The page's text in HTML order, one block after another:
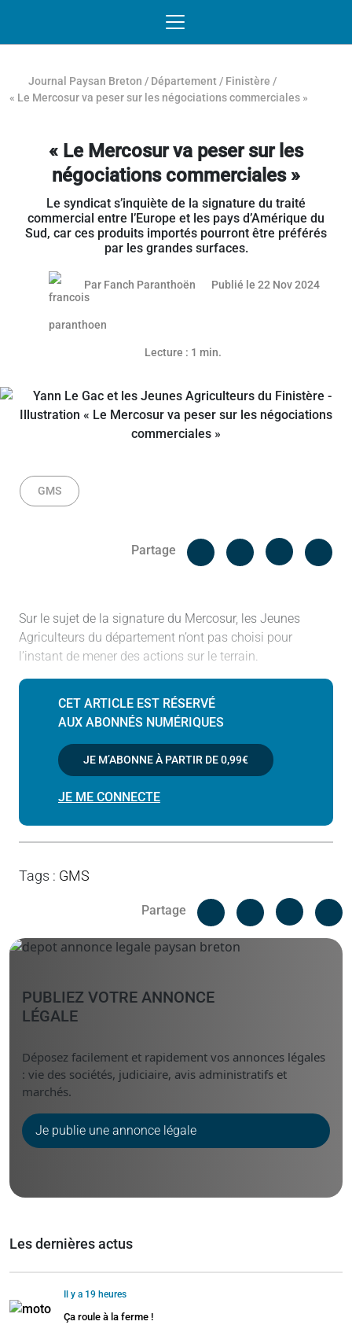
Journal Paysan Breton / Département / Finistère /
« Le Mercosur va peser sur les négociations commerciales »
« Le Mercosur va peser sur les
négociations commerciales »
Le syndicat s’inquiète de la signature du traité
commercial entre l’Europe et les pays d’Amérique du
Sud, car ces produits importés pourront être préférés
par les grandes surfaces.
Article réservé aux abonnés
Par Fanch Paranthoën Publié le 22 Nov 202421
Lecture : 1 min.
GMS
Partage
Facebook
Sur le sujet de la signature du Mercosur, les Jeunes
Agriculteurs du département n’ont pas choisi pour
l’instant de mener des actions sur le terrain.
CET ARTICLE EST RÉSERVÉ
AUX ABONNÉS NUMÉRIQUES
JE M’ABONNE À PARTIR DE0,99€
JE ME CONNECTE
Tags : GMS
Partage
Facebook
Linked
PUBLIEZ VOTRE ANNONCE
LÉGALE
Déposez facilement et rapidement vos annonces légales
: vie des sociétés, judiciaire, avis administratifs et
marchés.
Je publie une annonce légale
Les dernières actus
Il y a 19 heures
Ça roule à la ferme !